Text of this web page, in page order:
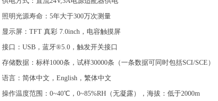
照明光源寿命：5年大于300万次测量
显示屏：TFT 真彩 7.0inch，电容触摸屏
接口：USB，蓝牙®5.0，触发开关接口
存储数据：标样1000条，试样30000条（一条数据可同时包括SCI/SCE）
语言：简体中文，English，繁体中文
操作温度范围：0~40℃，0~85%RH（无凝露），海拔：低于2000m